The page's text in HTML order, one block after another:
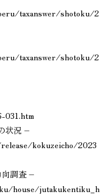
taxanswer/shotoku/2
taxanswer/shotoku/2
状況 –
kokuzeicho/2023
調査 –
house/jutakukentiku_h